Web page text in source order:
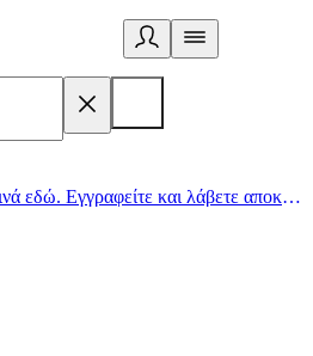
Ο υγιεινός τρόπος ζωής ξεκινά εδώ. Εγγραφείτε και λάβετε αποκλειστικές προσφορές